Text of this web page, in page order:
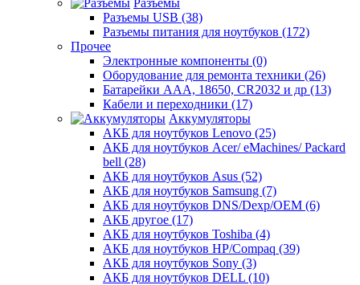
Разъемы
Разъемы USB (38)
Разъемы питания для ноутбуков (172)
Прочее
Электронные компоненты (0)
Оборудование для ремонта техники (26)
Батарейки AAА, 18650, CR2032 и др (13)
Кабели и переходники (17)
Аккумуляторы
АКБ для ноутбуков Lenovo (25)
АКБ для ноутбуков Acer/ eMachines/ Packard
bell (28)
АКБ для ноутбуков Asus (52)
АКБ для ноутбуков Samsung (7)
АКБ для ноутбуков DNS/Dexp/OEM (6)
АКБ другое (17)
АКБ для ноутбуков Toshiba (4)
АКБ для ноутбуков HP/Compaq (39)
АКБ для ноутбуков Sony (3)
АКБ для ноутбуков DELL (10)